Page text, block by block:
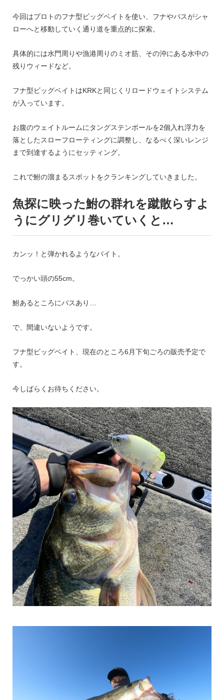
今回はプロトのフナ型ビッグベイトを使い、フナやバスがシャ
ローへと移動していく通り道を重点的に探索。
具体的には水門周りや漁港周りのミオ筋、その沖にある水中の
残りウィードなど。
フナ型ビッグベイトはKRKと同じくリロードウェイトシステム
が入っています。
お腹のウェイトルームにタングステンボールを2個入れ浮力を
落としたスローフローティングに調整し、なるべく深いレンジ
まで到達するようにセッティング。
これで鮒の溜まるスポットをクランキングしていきました。
魚探に映った鮒の群れを蹴散らすよ
うにグリグリ巻いていくと…
カンッ！と弾かれるようなバイト。
でっかい頭の55cm。
鮒あるところにバスあり…
で、間違いないようです。
フナ型ビッグベイト、現在のところ6月下旬ごろの販売予定で
す。
今しばらくお待ちください。